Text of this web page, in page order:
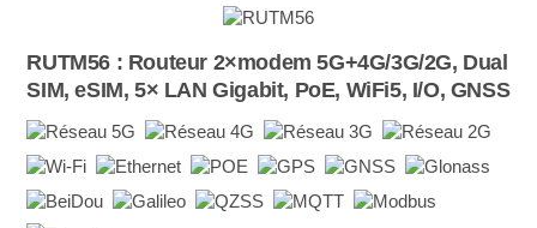
RUTM56 : Routeur 2×modem 5G+4G/3G/2G, Dual
SIM, eSIM, 5× LAN Gigabit, PoE, WiFi5, I/O, GNSS